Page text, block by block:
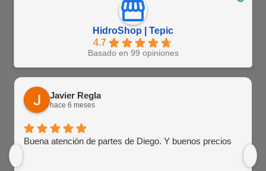
HidroShop | Tepic
4.7
Basado en 99 opiniones
Javier Regla
hace 6 meses
Buena atención de partes de Diego. Y buenos precios